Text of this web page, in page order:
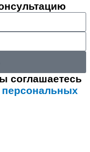
соглашаетесь
персональных